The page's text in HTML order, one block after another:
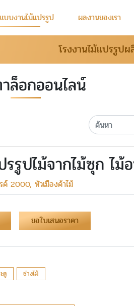
บงานไม้แปรรูป ผลงานของเรา
โรงงานไม้แปรรูป
ล็อกออนไลน์
รรูปไม้จากไม้ซุก ไ
ค์ 2000, หัวเมืองค้าไม้
ขอใบเสนอราคา
ตู ช่างไม้